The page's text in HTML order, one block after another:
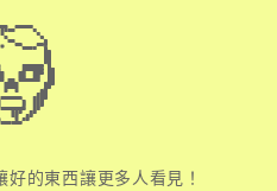
的東西讓更多人看見！